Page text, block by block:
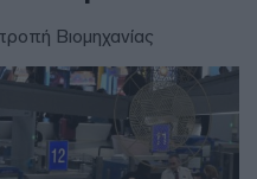
Βιομηχανίας